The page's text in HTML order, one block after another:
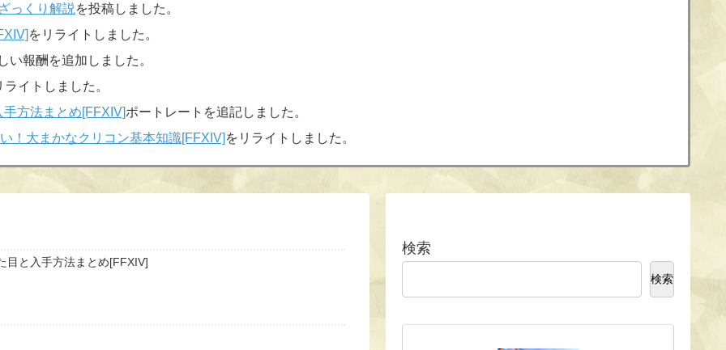
っくり解説 を投稿しました。
をリライトしました。
い報酬を追加しました。
ライトしました。
方法まとめ[FFXIV]ポートレートを追記しました。
！大まかなクリコン基本知識[FFXIV] をリライトしました。
目と入手方法まとめ[FFXIV]
検索
検索